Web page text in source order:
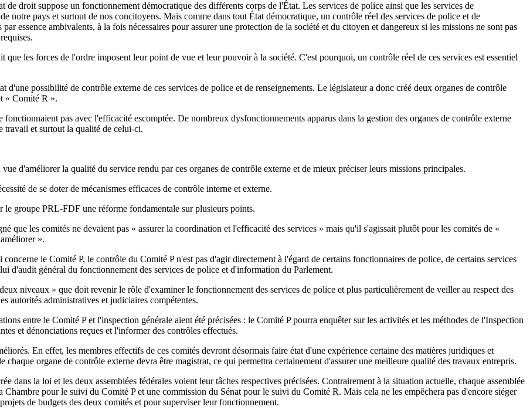
droit suppose un fonctionnement démocratique des différents corps de l'État. Les services de police ainsi que les services de
notre pays et surtout de nos concitoyens. Mais comme dans tout État démocratique, un contrôle réel des services de police et de
essence ambivalents, à la fois nécessaires pour assurer une protection de la société et du citoyen et dangereux si les missions ne sont pas
les forces de l'ordre imposent leur point de vue et leur pouvoir à la société. C'est pourquoi, un contrôle réel de ces services est essentiel
possibilité de contrôle externe de ces services de police et de renseignements. Le législateur a donc créé deux organes de contrôle
« Comité R ».
pas avec l'efficacité escomptée. De nombreux dysfonctionnements apparus dans la gestion des organes de contrôle externe
travail et surtout la qualité de celui-ci.
d'améliorer la qualité du service rendu par ces organes de contrôle externe et de mieux préciser leurs missions principales.
de se doter de mécanismes efficaces de contrôle interne et externe.
groupe PRL-FDF une réforme fondamentale sur plusieurs points.
que les comités ne devaient pas « assurer la coordination et l'efficacité des services » mais qu'il s'agissait plutôt pour les comités de «
».
le Comité P, le contrôle du Comité P n'est pas d'agir directement à l'égard de certains fonctionnaires de police, de certains services
d'audit général du fonctionnement des services de police et d'information du Parlement.
niveaux » que doit revenir le rôle d'examiner le fonctionnement des services de police et plus particulièrement de veiller au respect des
autorités administratives et judiciaires compétentes.
entre le Comité P et l'inspection générale aient été précisées : le Comité P pourra enquêter sur les activités et les méthodes de l'Inspection
et dénonciations reçues et l'informer des contrôles effectués.
En effet, les membres effectifs de ces comités devront désormais faire état d'une expérience certaine des matières juridiques et
organe de contrôle externe devra être magistrat, ce qui permettra certainement d'assurer une meilleure qualité des travaux entrepris.
dans la loi et les deux assemblées fédérales voient leur tâches respectives précisées. Contrairement à la situation actuelle, chaque assemblée
pour le suivi du Comité P et une commission du Sénat pour le suivi du Comité R. Mais cela ne les empêchera pas d'encore siéger
de budgets des deux comités et pour superviser leur fonctionnement.